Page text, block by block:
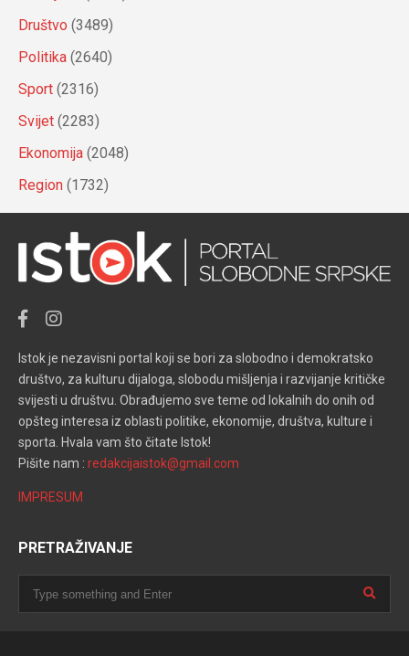
Društvo (3489)
Politika (2640)
Sport (2316)
Svijet (2283)
Ekonomija (2048)
Region (1732)
Istok je nezavisni portal koji se bori za slobodno i demokratsko
društvo, za kulturu dijaloga, slobodu mišljenja i razvijanje kritičke
svijesti u društvu. Obrađujemo sve teme od lokalnih do onih od
opšteg interesa iz oblasti politike, ekonomije, društva, kulture i
sporta. Hvala vam što čitate Istok!
Pišite nam : redakcijaistok@gmail.com
IMPRESUM
PRETRAŽIVANJE